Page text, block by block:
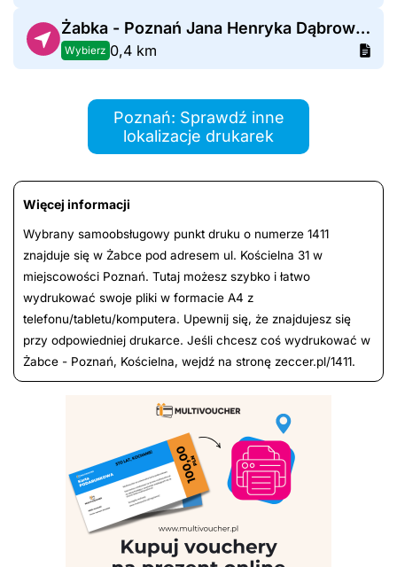
Żabka - Poznań Jana Henryka Dąbrowskiego 35
Wybierz 0,4 km
Poznań: Sprawdź inne
lokalizacje drukarek
Więcej informacji
Wybrany samoobsługowy punkt druku o numerze 1411
znajduje się w Żabce pod adresem ul. Kościelna 31 w
miejscowości Poznań. Tutaj możesz szybko i łatwo
wydrukować swoje pliki w formacie A4 z
telefonu/tabletu/komputera. Upewnij się, że znajdujesz się
przy odpowiedniej drukarce. Jeśli chcesz coś wydrukować w
Żabce - Poznań, Kościelna, wejdź na stronę zeccer.pl/1411.